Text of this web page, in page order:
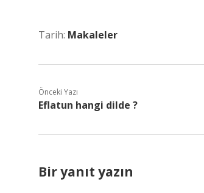
Tarih: Makaleler
Önceki Yazı
Eflatun hangi dilde ?
Bir yanıt yazın